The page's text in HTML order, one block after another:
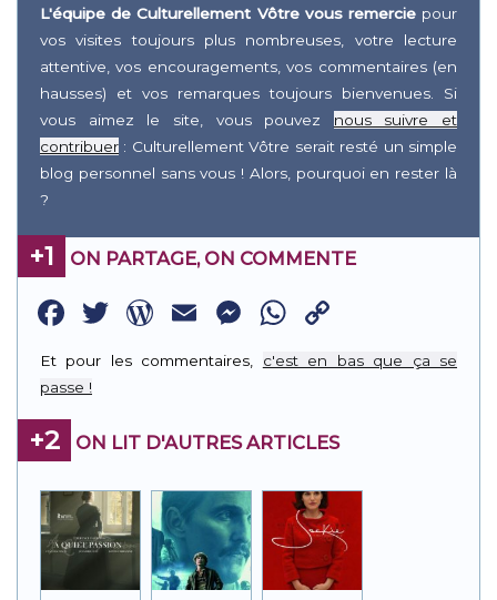
L'équipe de Culturellement Vôtre vous remerciepour
vos visites toujours plus nombreuses, votre lecture
attentive, vos encouragements, vos commentaires (en
hausses) et vos remarques toujours bienvenues. Si
vous aimez le site, vous pouvez nous suivre et
contribuer : Culturellement Vôtre serait resté un simple
blog personnel sans vous ! Alors, pourquoi en rester là
?
+1 ON PARTAGE, ON COMMENTE
Facebook
Twitter
WordPress
EmailMessenger
WhatsApp
Link
Et pour les commentaires, c'est en bas que ça se
passe !
+2 ON LIT D'AUTRES ARTICLES